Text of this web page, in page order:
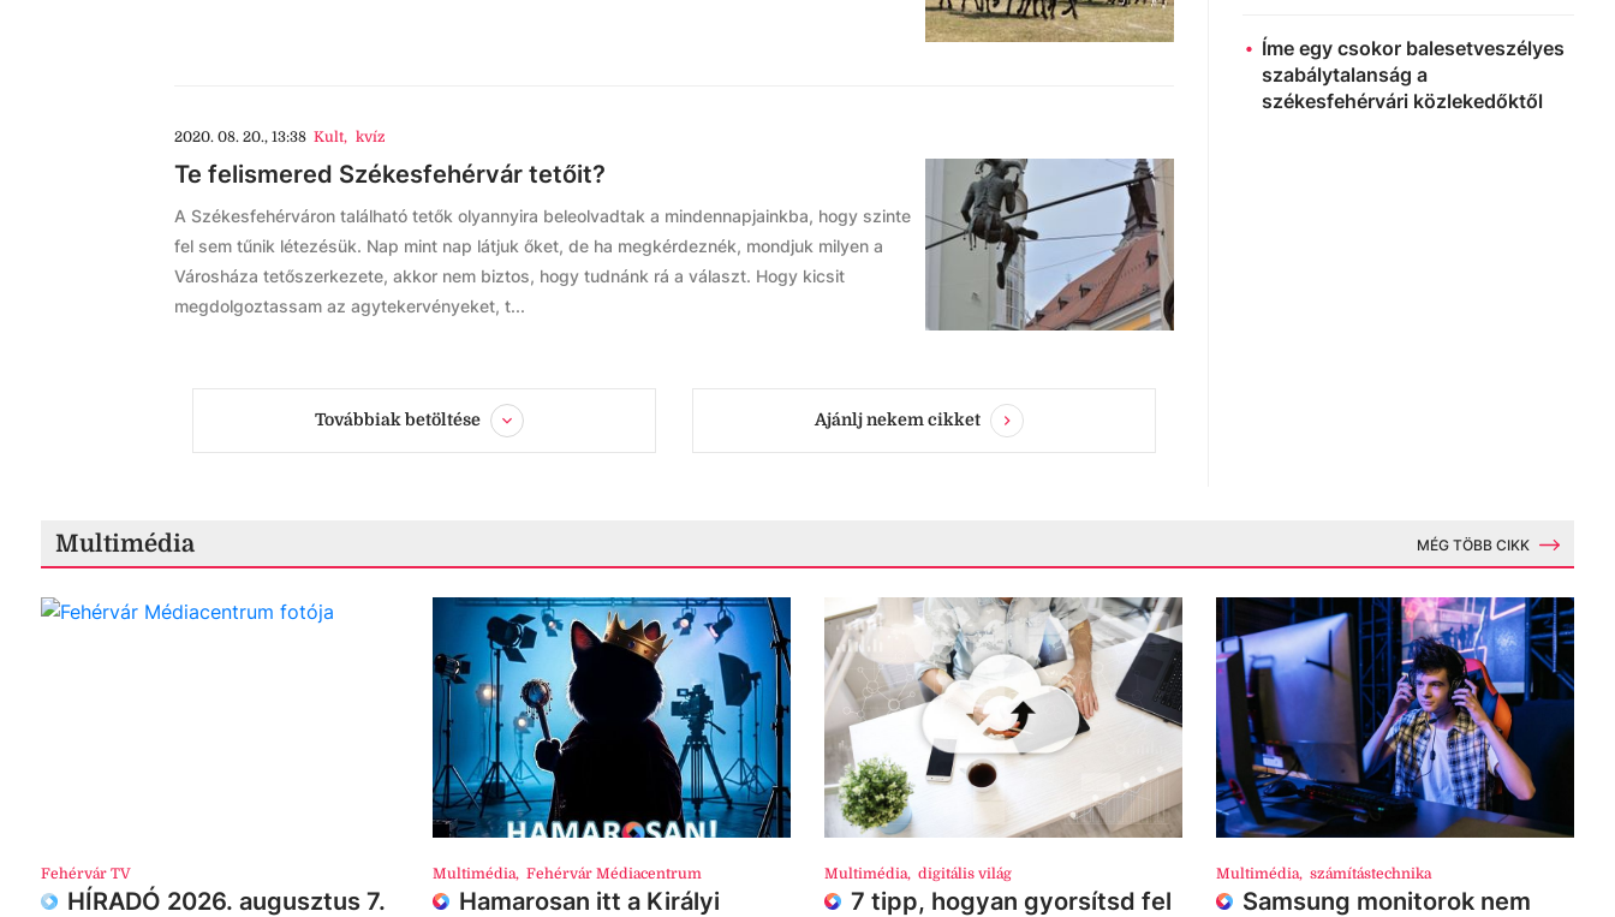
2020. 08. 20., 13:38 Kult, kvíz
Te felismered Székesfehérvár tetőit?
A Székesfehérváron található tetők olyannyira beleolvadtak a mindennapjainkba, hogy szinte
fel sem tűnik létezésük. Nap mint nap látjuk őket, de ha megkérdeznék, mondjuk milyen a
Városháza tetőszerkezete, akkor nem biztos, hogy tudnánk rá a választ. Hogy kicsit
megdolgoztassam az agytekervényeket, t...
Továbbiak betöltése Ajánlj nekem cikket
Íme egy csokor balesetveszélyes
szabálytalanság a
székesfehérvári közlekedőktől
Multimédia MÉG TÖBB CIKK
Fehérvár TV
HÍRADÓ 2026. augusztus 7.
Multimédia, Fehérvár Médiacentrum
Hamarosan itt a Királyi
Multimédia, digitális világ
7 tipp, hogyan gyorsítsd fel
Multimédia, számítástechnika
Samsung monitorok nem